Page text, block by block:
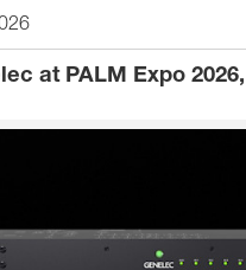
at PALM Expo